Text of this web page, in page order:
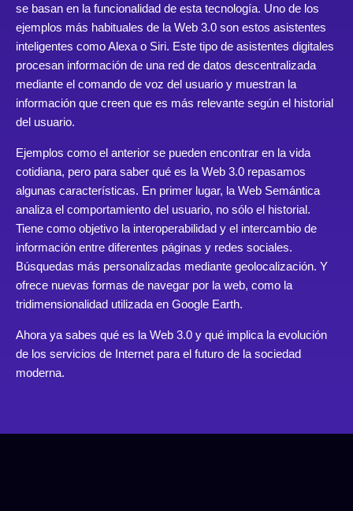
se basan en la funcionalidad de esta tecnología. Uno de los
ejemplos más habituales de la Web 3.0 son estos asistentes
inteligentes como Alexa o Siri. Este tipo de asistentes digitales
procesan información de una red de datos descentralizada
mediante el comando de voz del usuario y muestran la
información que creen que es más relevante según el historial
del usuario.
Ejemplos como el anterior se pueden encontrar en la vida
cotidiana, pero para saber qué es la Web 3.0 repasamos
algunas características. En primer lugar, la Web Semántica
analiza el comportamiento del usuario, no sólo el historial.
Tiene como objetivo la interoperabilidad y el intercambio de
información entre diferentes páginas y redes sociales.
Búsquedas más personalizadas mediante geolocalización. Y
ofrece nuevas formas de navegar por la web, como la
tridimensionalidad utilizada en Google Earth.
Ahora ya sabes qué es la Web 3.0 y qué implica la evolución
de los servicios de Internet para el futuro de la sociedad
moderna.